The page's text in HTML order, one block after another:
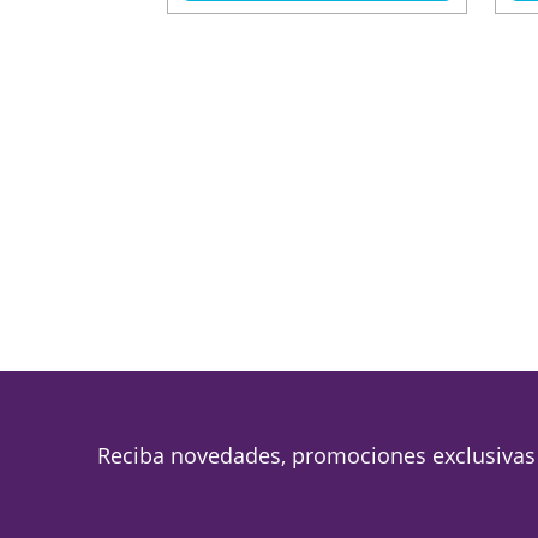
Reciba novedades, promociones exclusivas